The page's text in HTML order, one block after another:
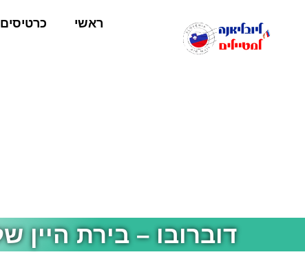
ראשי כרטיסים
דוברובו – בירת היין